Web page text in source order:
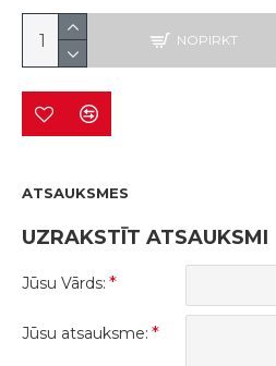
NOPIRKT
ATSAUKSMES
UZRAKSTĪT ATSAUKSMI
Jūsu Vārds:
Jūsu atsauksme: